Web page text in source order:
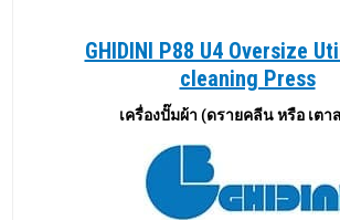
GHIDINI P88 U4 Oversize
cleaning Press
เครื่องปั๊มผ้า (ดรายคลีน หรือ เตา